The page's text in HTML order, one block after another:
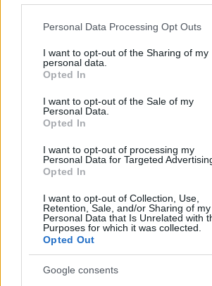
Personal Data Processing Opt Outs
I want to opt-out of the Sharing of my
personal data.
Opted In
I want to opt-out of the Sale of my
Personal Data.
Opted In
I want to opt-out of processing my
Personal Data for Targeted
Opted In
I want to opt-out of Collection, Use,
Retention, Sale, and/or Sharing of my
Personal Data that Is Unrelated with
Purposes for which it was collected.
Opted Out
Google consents
nella grotta sommersa. Altre
la tossicità da ossigeno, una
insorgere respirando alte
profondità elevate, causando
danni neurologici
ipotesi è stata confermata
indagini sono ancora in corso.
Il cordoglio delle
La notizia ha scosso
italiane.Anna Maria Bernini
dell’Università e della Ricerca, ha
vicinanza alle famiglie e alla